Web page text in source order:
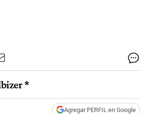
*
Agregar PERFIL en Google